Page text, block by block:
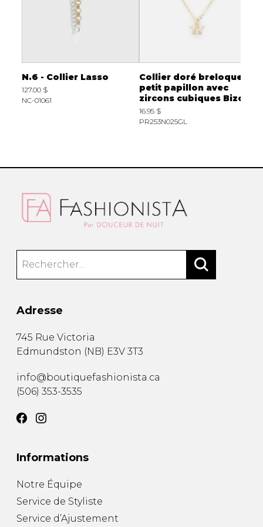
N.6 - Collier Lasso
127.00 $
NC-01061
Collier doré breloque
petit papillon avec
zircons cubiques Bizou
16.95 $
PR253N025GL
Adresse
745 Rue Victoria
Edmundston (NB) E3V 3T3
info@boutiquefashionista.ca
(506) 353-3535
Informations
Notre Équipe
Service de Styliste
Service d’Ajustement